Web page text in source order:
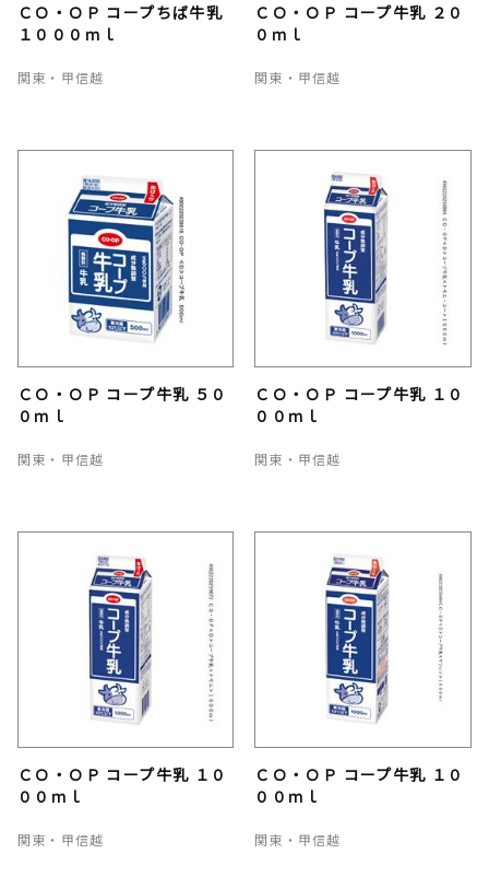
ＣＯ・ＯＰ コープちば牛乳
１０００ｍｌ
関東・甲信越
ＣＯ・ＯＰ コープ牛乳 ２０
０ｍｌ
関東・甲信越
ＣＯ・ＯＰ コープ牛乳 ５０
０ｍｌ
関東・甲信越
ＣＯ・ＯＰ コープ牛乳 １０
００ｍｌ
関東・甲信越
ＣＯ・ＯＰ コープ牛乳 １０
００ｍｌ
関東・甲信越
ＣＯ・ＯＰ コープ牛乳 １０
００ｍｌ
関東・甲信越